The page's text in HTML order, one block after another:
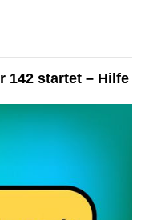
142 startet – Hilfe